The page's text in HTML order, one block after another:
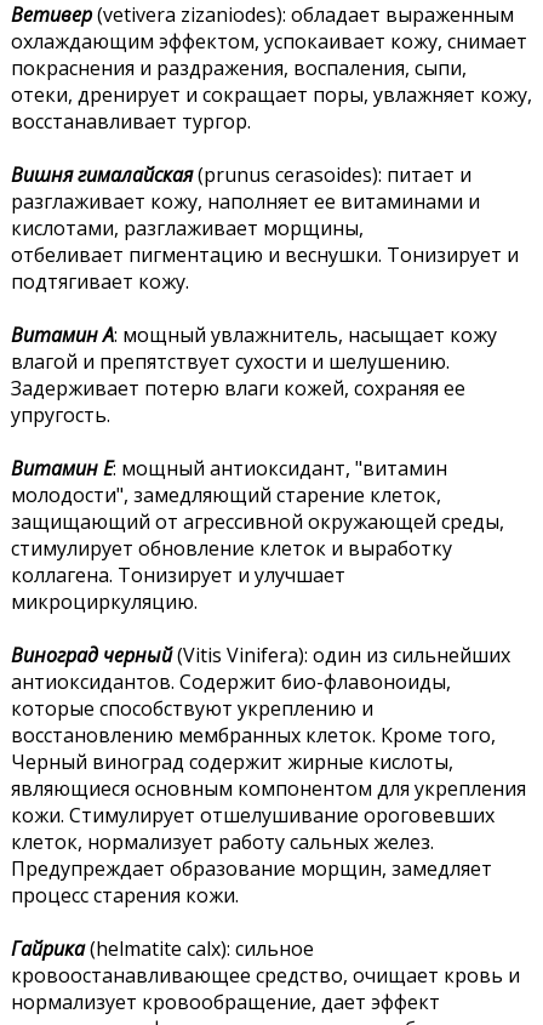
Ветивер(vetivera zizaniodes): обладает выраженным
охлаждающим эффектом, успокаивает кожу, снимает
покраснения и раздражения, воспаления, сыпи,
отеки, дренирует и сокращает поры, увлажняет кожу,
восстанавливает тургор.
Вишня гималайская(prunus cerasoides): питает и
разглаживает кожу, наполняет ее витаминами и
кислотами, разглаживает морщины,
отбеливает пигментацию и веснушки. Тонизирует и
подтягивает кожу.
Витамин А: мощный увлажнитель, насыщает кожу
влагой и препятствует сухости и шелушению.
Задерживает потерю влаги кожей, сохраняя ее
упругость.
Витамин Е: мощный антиоксидант, "витамин
молодости", замедляющий старение клеток,
защищающий от агрессивной окружающей среды,
стимулирует обновление клеток и выработку
коллагена. Тонизирует и улучшает
микроциркуляцию.
Виноград черный(Vitis Vinifera): один из сильнейших
антиоксидантов. Содержит био-флавоноиды,
которые способствуют укреплению и
восстановлению мембранных клеток. Кроме того,
Черный виноград содержит жирные кислоты,
являющиеся основным компонентом для укрепления
кожи. Стимулирует отшелушивание ороговевших
клеток, нормализует работу сальных желез.
Предупреждает образование морщин, замедляет
процесс старения кожи.
Гайрика(helmatite calx): сильное
кровоостанавливающее средство, очищает кровь и
нормализует кровообращение, дает эффект